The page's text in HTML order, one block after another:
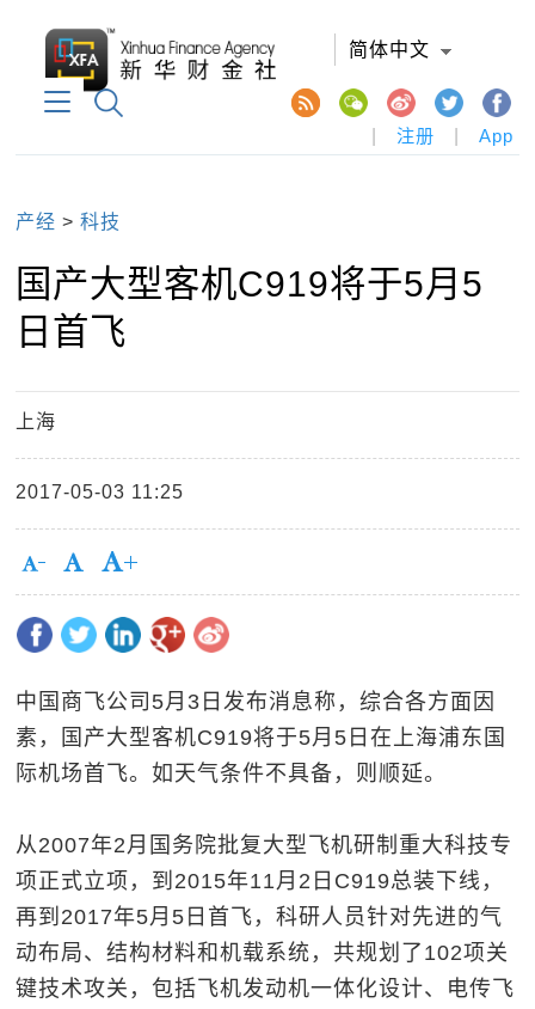
简体中文
注册 App
产经 >科技
国产大型客机C919将于5月5
日首飞
上海
2017-05-03 11:25
中国商飞公司5月3日发布消息称，综合各方面因
素，国产大型客机C919将于5月5日在上海浦东国
际机场首飞。如天气条件不具备，则顺延。
从2007年2月国务院批复大型飞机研制重大科技专
项正式立项，到2015年11月2日C919总装下线，
再到2017年5月5日首飞，科研人员针对先进的气
动布局、结构材料和机载系统，共规划了102项关
键技术攻关，包括飞机发动机一体化设计、电传飞